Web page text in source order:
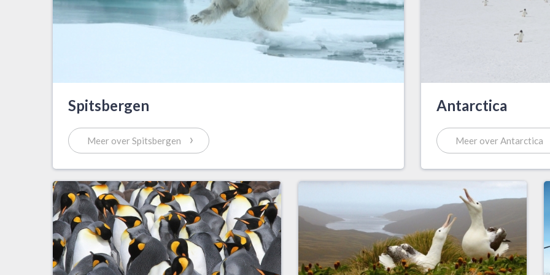
Spitsbergen
Meer over Spitsbergen ›
Antarctica
Meer over Antarctica